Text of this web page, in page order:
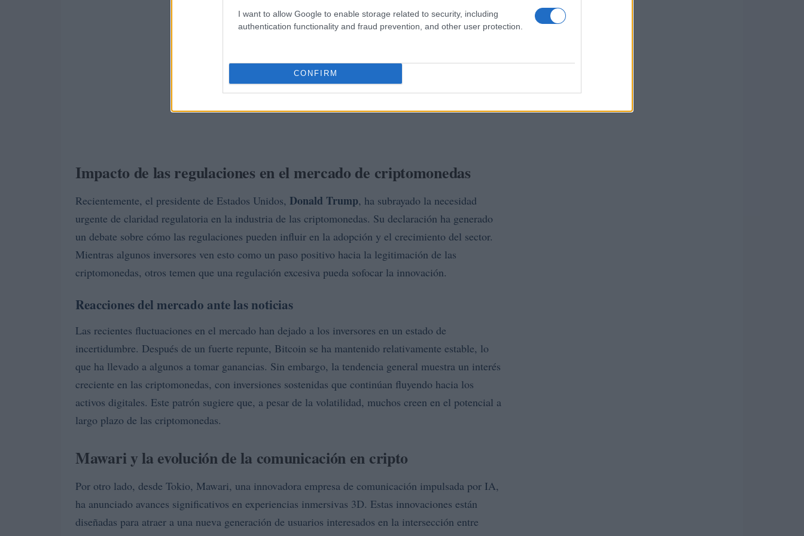
I want to allow Google to enable storage related to security, including
authentication functionality and fraud prevention, and other user protection.
CONFIRM
Impacto de las regulaciones en el mercado de criptomonedas
Recientemente, el presidente de Estados Unidos, Donald Trump, ha subrayado la necesidad
urgente de claridad regulatoria en la industria de las criptomonedas. Su declaración ha generado
un debate sobre cómo las regulaciones pueden influir en la adopción y el crecimiento del sector.
Mientras algunos inversores ven esto como un paso positivo hacia la legitimación de las
criptomonedas, otros temen que una regulación excesiva pueda sofocar la innovación.
Reacciones del mercado ante las noticias
Las recientes fluctuaciones en el mercado han dejado a los inversores en un estado de
incertidumbre. Después de un fuerte repunte, Bitcoin se ha mantenido relativamente estable, lo
que ha llevado a algunos a tomar ganancias. Sin embargo, la tendencia general muestra un interés
creciente en las criptomonedas, con inversiones sostenidas que continúan fluyendo hacia los
activos digitales. Este patrón sugiere que, a pesar de la volatilidad, muchos creen en el potencial a
largo plazo de las criptomonedas.
Mawari y la evolución de la comunicación en cripto
Por otro lado, desde Tokio, Mawari, una innovadora empresa de comunicación impulsada por IA,
ha anunciado avances significativos en experiencias inmersivas 3D. Estas innovaciones están
diseñadas para atraer a una nueva generación de usuarios interesados en la intersección entre